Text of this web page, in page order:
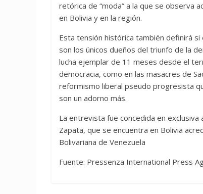
retórica de “moda” a la que se observa
en Bolivia y en la región.
Esta tensión histórica también definirá
son los únicos dueños del triunfo de la
lucha ejemplar de 11 meses desde el
democracia, como en las masacres de
reformismo liberal pseudo progresista
son un adorno más.
La entrevista fue concedida en
Zapata, que se encuentra en Bolivia
Bolivariana de Venezuela
Fuente: Pressenza International Press